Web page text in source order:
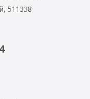
511338